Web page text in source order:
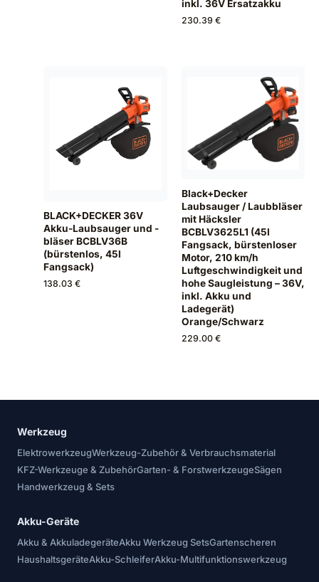
inkl. 36V Ersatzakku
230.39 €
BLACK+DECKER 36V
Akku-Laubsauger und -
bläser BCBLV36B
(bürstenlos, 45l
Fangsack)
138.03 €
Black+Decker
Laubsauger / Laubbläser
mit Häcksler
BCBLV3625L1 (45l
Fangsack, bürstenloser
Motor, 210 km/h
Luftgeschwindigkeit und
hohe Saugleistung – 36V,
inkl. Akku und
Ladegerät)
Orange/Schwarz
229.00 €
Werkzeug
ElektrowerkzeugWerkzeug-Zubehör & Verbrauchsmaterial
KFZ-Werkzeuge & ZubehörGarten- & ForstwerkzeugeSägen
Handwerkzeug & Sets
Akku-Geräte
Akku & AkkuladegeräteAkku Werkzeug SetsGartenscheren
HaushaltsgeräteAkku-SchleiferAkku-Multifunktionswerkzeug